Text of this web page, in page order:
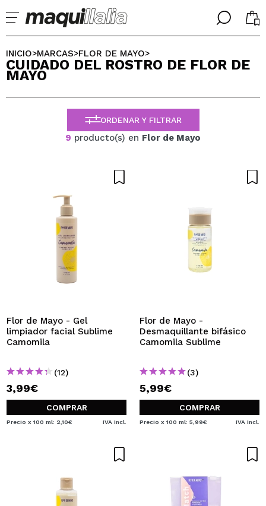
╳
Ya soy #maquilover, tengo cuenta
BIENVENIDX!
No tengo cuenta aquí
QUIERO REGISTRARME
pedidos y consultar tus operaciones anteriores.
╳
SELECCIONA TU IDIOMA
ENGLISH
FRANCES
ALEMAN
ITALIANO
INICIO>MARCAS>FLOR DE MAYO>
CUIDADO DEL ROSTRO DE FLOR DE
MAYO
ORDENAR Y FILTRAR
9 producto(s) en Flor de Mayo
Flor de Mayo - Gel
limpiador facial Sublime
Camomila
(12)
3,99€
COMPRAR
Precio x 100 ml: 2,10€ IVA Incl.
Flor de Mayo -
Desmaquillante bifásico
Camomila Sublime
(3)
5,99€
COMPRAR
Precio x 100 ml: 5,99€ IVA Incl.